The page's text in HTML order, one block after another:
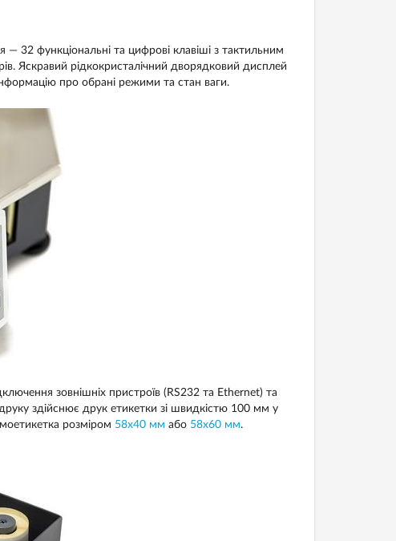
32 функціональні та цифрові клавіші з тактильним
Яскравий рідкокристалічний дворядковий дисплей
про обрані режими та стан ваги.
зовнішніх пристроїв (RS232 та Ethernet) та
здійснює друк етикетки зі швидкістю 100 мм у
розміром 58х40 мм або 58х60 мм.